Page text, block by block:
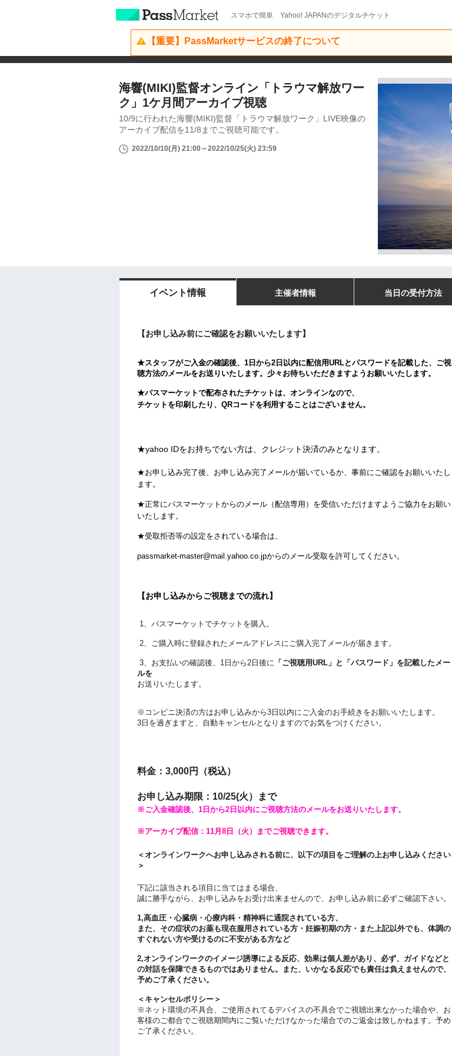
スマホで簡単 Yahoo! JAPANのデジタルチケット
【重要】PassMarketサービスの終了について
海響(MIKI)監督オンライン「トラウマ解放ワー
ク」1ケ月間アーカイブ視聴
10/9に行われた海響(MIKI)監督「トラウマ解放ワーク」LIVE映像の
アーカイブ配信を11/8までご視聴可能です。
2022/10/10(月) 21:00～2022/10/25(火) 23:59
イベント情報 主催者情報 当日の受付方法
【お申し込み前にご確認をお願いいたします】
★スタッフがご入金の確認後、1日から2日以内に配信用URLとパスワードを記載した、ご視
聴方法のメールをお送りいたします。少々お待ちいただきますようお願いいたします。
★パスマーケットで配布されたチケットは、オンラインなので、
チケットを印刷したり、QRコードを利用することはございません。
★yahoo IDをお持ちでない方は、クレジット決済のみとなります。
★お申し込み完了後、お申し込み完了メールが届いているか、事前にご確認をお願いいたし
ます。
★正常にパスマーケットからのメール（配信専用）を受信いただけますようご協力をお願い
いたします。
★受取拒否等の設定をされている場合は、
passmarket-master@mail.yahoo.co.jpからのメール受取を許可してください。
【お申し込みからご視聴までの流れ】
1、パスマーケットでチケットを購入。
2、ご購入時に登録されたメールアドレスにご購入完了メールが届きます。
3、お支払いの確認後、1日から2日後に 「ご視聴用URL」と「パスワード」を記載したメー
ルを
お送りいたします。
※コンビニ決済の方はお申し込みから3日以内にご入金のお手続きをお願いいたします。
3 日を過ぎますと、自動キャンセルとなりますのでお気をつけください。
料金：3,000円（税込）
お申し込み期限：10/25(火）まで
※ご入金確認後、1日から2日以内にご視聴方法のメールをお送りいたします。
※アーカイブ配信：11月8日（火）までご視聴できます。
＜オンラインワークへお申し込みされる前に、以下の項目をご理解の上お申し込みください
＞
下記に該当される項目に当てはまる場合、
誠に勝手ながら、お申し込みをお受け出来ませんので、お申し込み前に必ずご確認下さい。
1,高血圧・心臓病・心療内科・精神科に通院されている方、
また、その症状のお薬も現在服用されている方・妊娠初期の方・また上記以外でも、体調の
すぐれない方や受けるのに不安がある方など
2,オンラインワークのイメージ誘導による反応、効果は個人差があり、必ず、ガイドなどと
の対話を保障できるものではありません。また、いかなる反応でも責任は負えませんので、
予めご了承ください。
＜キャンセルポリシー＞
※ネット環境の不具合、ご使用されてるデバイスの不具合でご視聴出来なかった場合や、お
客様のご都合でご視聴期間内にご覧いただけなかった場合でのご返金は致しかねます。予め
ご了承ください。